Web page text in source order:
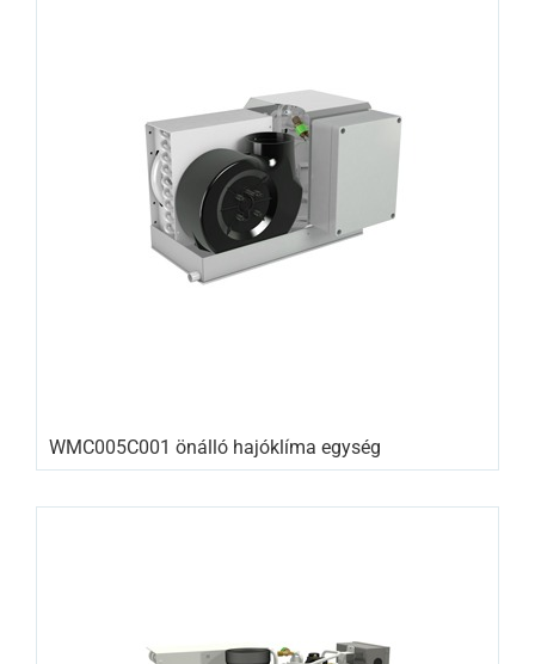
WMC005C001 önálló hajóklíma egység